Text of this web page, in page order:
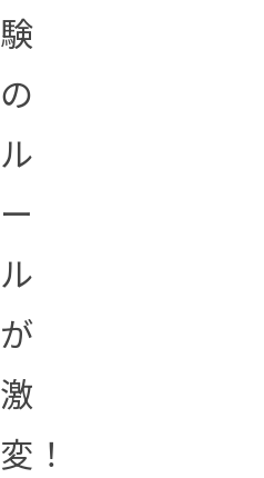
験
の
ル
ー
ル
が
激
変！